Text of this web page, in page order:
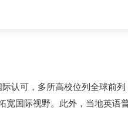
认可，多所高校位列全球前
宽国际视野。此外，当地英